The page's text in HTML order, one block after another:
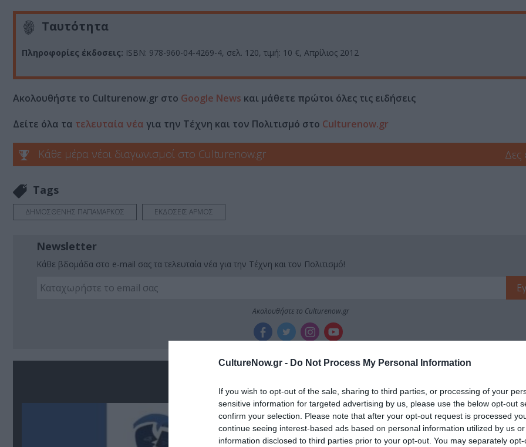
CultureNow.gr - Do Not Process My Personal Information
If you wish to opt-out of the sale, sharing to third parties, or processing of your
sensitive information for targeted advertising by us, please use the below opt-out
confirm your selection. Please note that after your opt-out request is processed
continue seeing interest-based ads based on personal information utilized by us
information disclosed to third parties prior to your opt-out. You may separately
Ταυτότητα
Πληροφορίες έκδοσεις: ISBN: 978-960-04-4269-4, σελ. 120, τιμή: 10 €, Απρίλιος 2012
Ακολουθήστε το Culturenow.gr στο Google News και μάθετε πρώτοι όλες τις ειδήσεις
Δείτε όλα τα τελευταία νέα για την Τέχνη και τον Πολιτισμό στο Culturenow.gr
Κάθε μέρα νέοι διαγωνισμοί στο Culturenow.gr Δες
Tags
ΔΗΜΟΣΘΕΝΗΣ ΠΑΠΑΜΑΡΚΟΣ ΕΚΔΟΣΕΙΣ ΑΡΜΟΣ
Newsletter
Κάθε βδομάδα στο e-mail σας τα τελευταία νέα για την Τέχνη και τον Πολιτισμό!
Ακολουθήστε το Culturenow.gr